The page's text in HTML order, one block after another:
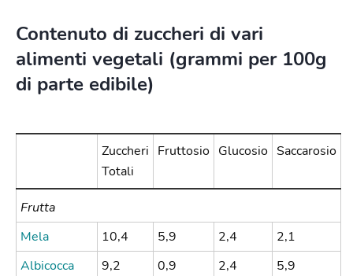
Contenuto di zuccheri di vari
alimenti vegetali (grammi per 100g
di parte edibile)
Zuccheri
Totali
Fruttosio Glucosio Saccarosio
Frutta
Mela
10,4 5,9 2,4
2,1
Albicocca
9,2 0,9 2,4
5,9